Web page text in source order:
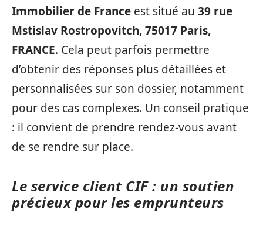
Immobilier de France est situé au 39 rue
Mstislav Rostropovitch, 75017 Paris,
FRANCE. Cela peut parfois permettre
d’obtenir des réponses plus détaillées et
personnalisées sur son dossier, notamment
pour des cas complexes. Un conseil pratique
: il convient de prendre rendez-vous avant
de se rendre sur place.
Le service client CIF : un soutien
précieux pour les emprunteurs